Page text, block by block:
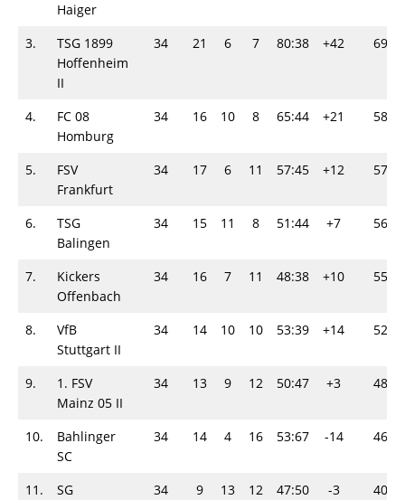
Haiger
3.
TSG 1899
Hoffenheim
II
34 21 6 7 80:38 +42 69
4.
FC 08
Homburg
34 16 10 8 65:44 +21 58
5.
FSV
Frankfurt
34 17 6 11 57:45 +12 57
6.
TSG
Balingen
34 15 11 8 51:44 +7 56
7.
Kickers
Offenbach
34 16 7 11 48:38 +10 55
8.
VfB
Stuttgart II
34 14 10 10 53:39 +14 52
9.
1. FSV
Mainz 05 II
34 13 9 12 50:47 +3 48
10.
Bahlinger
SC
34 14 4 16 53:67 -14 46
11.
SG
34 9 13 12 47:50 -3 40